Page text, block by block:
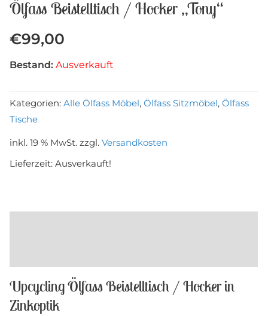
Ölfass Beistelltisch / Hocker „Tony“
€99,00
Bestand: Ausverkauft
Kategorien:Alle Ölfass Möbel,Ölfass Sitzmöbel,Ölfass
Tische
inkl. 19 % MwSt. zzgl.Versandkosten
Lieferzeit:Ausverkauft!
Upcycling Ölfass Beistelltisch / Hocker in
Zinkoptik